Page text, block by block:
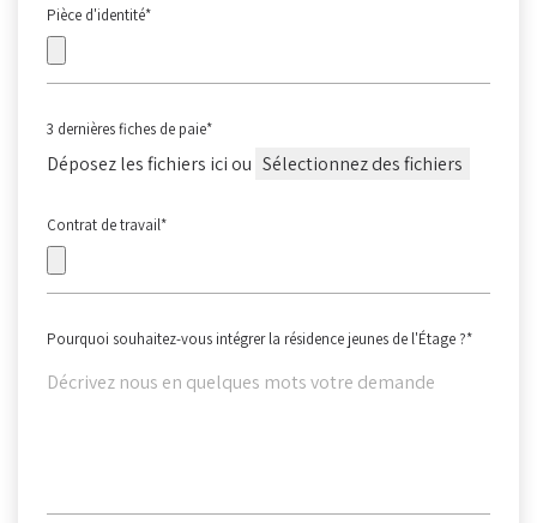
MM
Pièce d'identité*
3 dernières fiches de paie*
Déposez les fichiers ici ou Sélectionnez des fichiers
Contrat de travail*
Pourquoi souhaitez-vous intégrer la résidence jeunes de l'Étage ?*